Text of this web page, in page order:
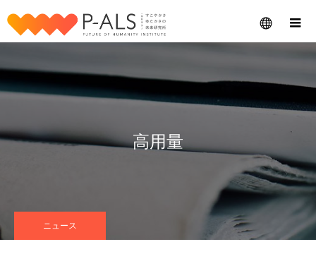
メニュー
高用量
ニュース